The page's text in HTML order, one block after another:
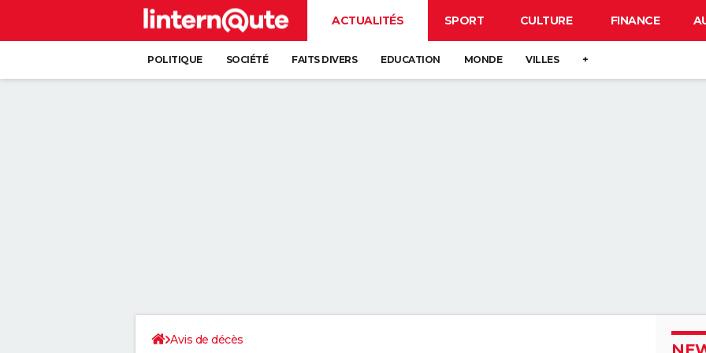
ACTUALITÉS SPORT CULTURE FINANCE
POLITIQUE SOCIÉTÉ FAITS DIVERS EDUCATION MONDE VILLES +
Avis de décès